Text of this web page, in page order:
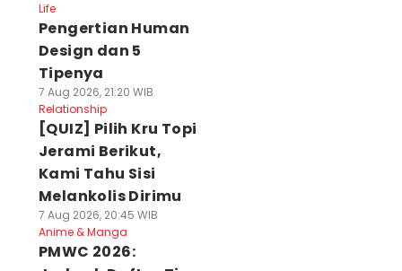
Life
Pengertian Human
Design dan 5
Tipenya
7 Aug 2026, 21:20 WIB
Relationship
[QUIZ] Pilih Kru Topi
Jerami Berikut,
Kami Tahu Sisi
Melankolis Dirimu
7 Aug 2026, 20:45 WIB
Anime & Manga
PMWC 2026: